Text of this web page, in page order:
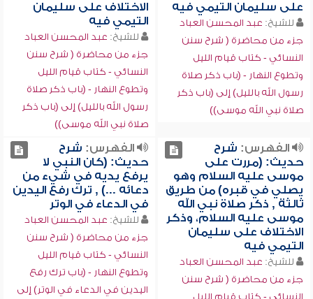
على سليمان التيمي فيه
للشيخ: عبد المحسن العباد
جزء من محاضرة ( شرح سنن
النسائي - كتاب قيام الليل
وتطوع النهار - (باب ذكر صلاة
رسول الله بالليل) إلى (باب ذكر
صلاة نبي الله موسى))
الاختلاف على سليمان
التيمي فيه
للشيخ: عبد المحسن العباد
جزء من محاضرة ( شرح سنن
النسائي - كتاب قيام الليل
وتطوع النهار - (باب ذكر صلاة
رسول الله بالليل) إلى (باب ذكر
صلاة نبي الله موسى))
الفهرس: شرح
حديث: (مررت على
موسى عليه السلام وهو
يصلي في قبره) من طريق
ثالثة , ذكر صلاة نبي الله
موسى عليه السلام، وذكر
الاختلاف على سليمان
التيمي فيه
للشيخ: عبد المحسن العباد
جزء من محاضرة ( شرح سنن
النسائي - كتاب قيام الليل
الفهرس: شرح
حديث: (كان النبي لا
يرفع يديه في شيء من
دعائه ...) , ترك رفع اليدين
في الدعاء في الوتر
للشيخ: عبد المحسن العباد
جزء من محاضرة ( شرح سنن
النسائي - كتاب قيام الليل
وتطوع النهار - (باب ترك رفع
اليدين في الدعاء في الوتر) إلى